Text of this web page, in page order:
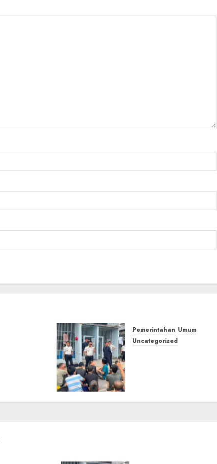
Pemerintahan Umum
Uncategorized